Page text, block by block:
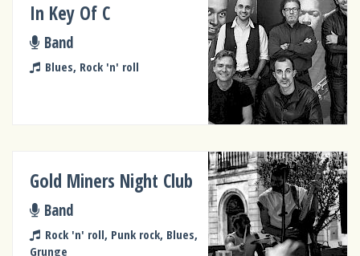
In Key Of C
Band
Blues, Rock 'n' roll
Gold Miners Night Club
Band
Rock 'n' roll, Punk rock, Blues,
Grunge